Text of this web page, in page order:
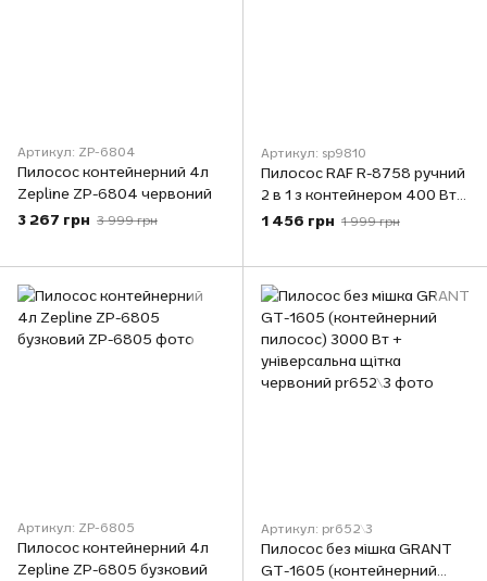
Артикул: ZP-6804
Пилосос контейнерний 4л
Zepline ZP-6804 червоний
3 267 грн 3 999 грн
Артикул: sp9810
Пилосос RAF R-8758 ручний
2 в 1 з контейнером 400 Вт
(R-8758)
1 456 грн 1 999 грн
Артикул: ZP-6805
Пилосос контейнерний 4л
Zepline ZP-6805 бузковий
Артикул: pr652\3
Пилосос без мішка GRANT
GT-1605 (контейнерний